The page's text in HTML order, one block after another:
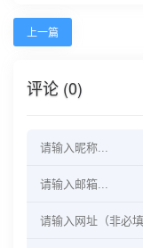
上一篇
评论 (0)